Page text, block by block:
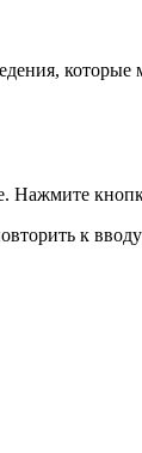
Нажмите
к